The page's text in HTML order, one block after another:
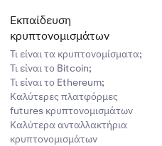
Εκπαίδευση
κρυπτονομισμάτων
Τι είναι τα κρυπτονομίσματα;
Τι είναι το Bitcoin;
Τι είναι το Ethereum;
Καλύτερες πλατφόρμες
futures κρυπτονομισμάτων
Καλύτερα ανταλλακτήρια
κρυπτονομισμάτων